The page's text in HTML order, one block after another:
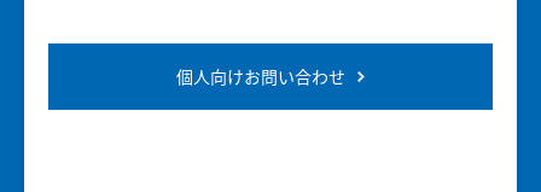
個人向けお問い合わせ